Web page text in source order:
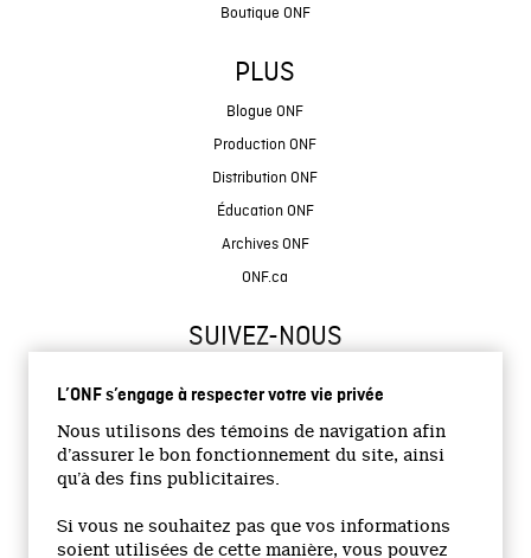
L’ONF s’engage à respecter votre vie privée
Nous utilisons des témoins de navigation afin
d’assurer le bon fonctionnement du site, ainsi
qu’à des fins publicitaires.
Si vous ne souhaitez pas que vos informations
soient utilisées de cette manière, vous pouvez
Boutique ONF
PLUS
Blogue ONF
Production ONF
Distribution ONF
Éducation ONF
Archives ONF
ONF.ca
SUIVEZ-NOUS
Site institutionnel